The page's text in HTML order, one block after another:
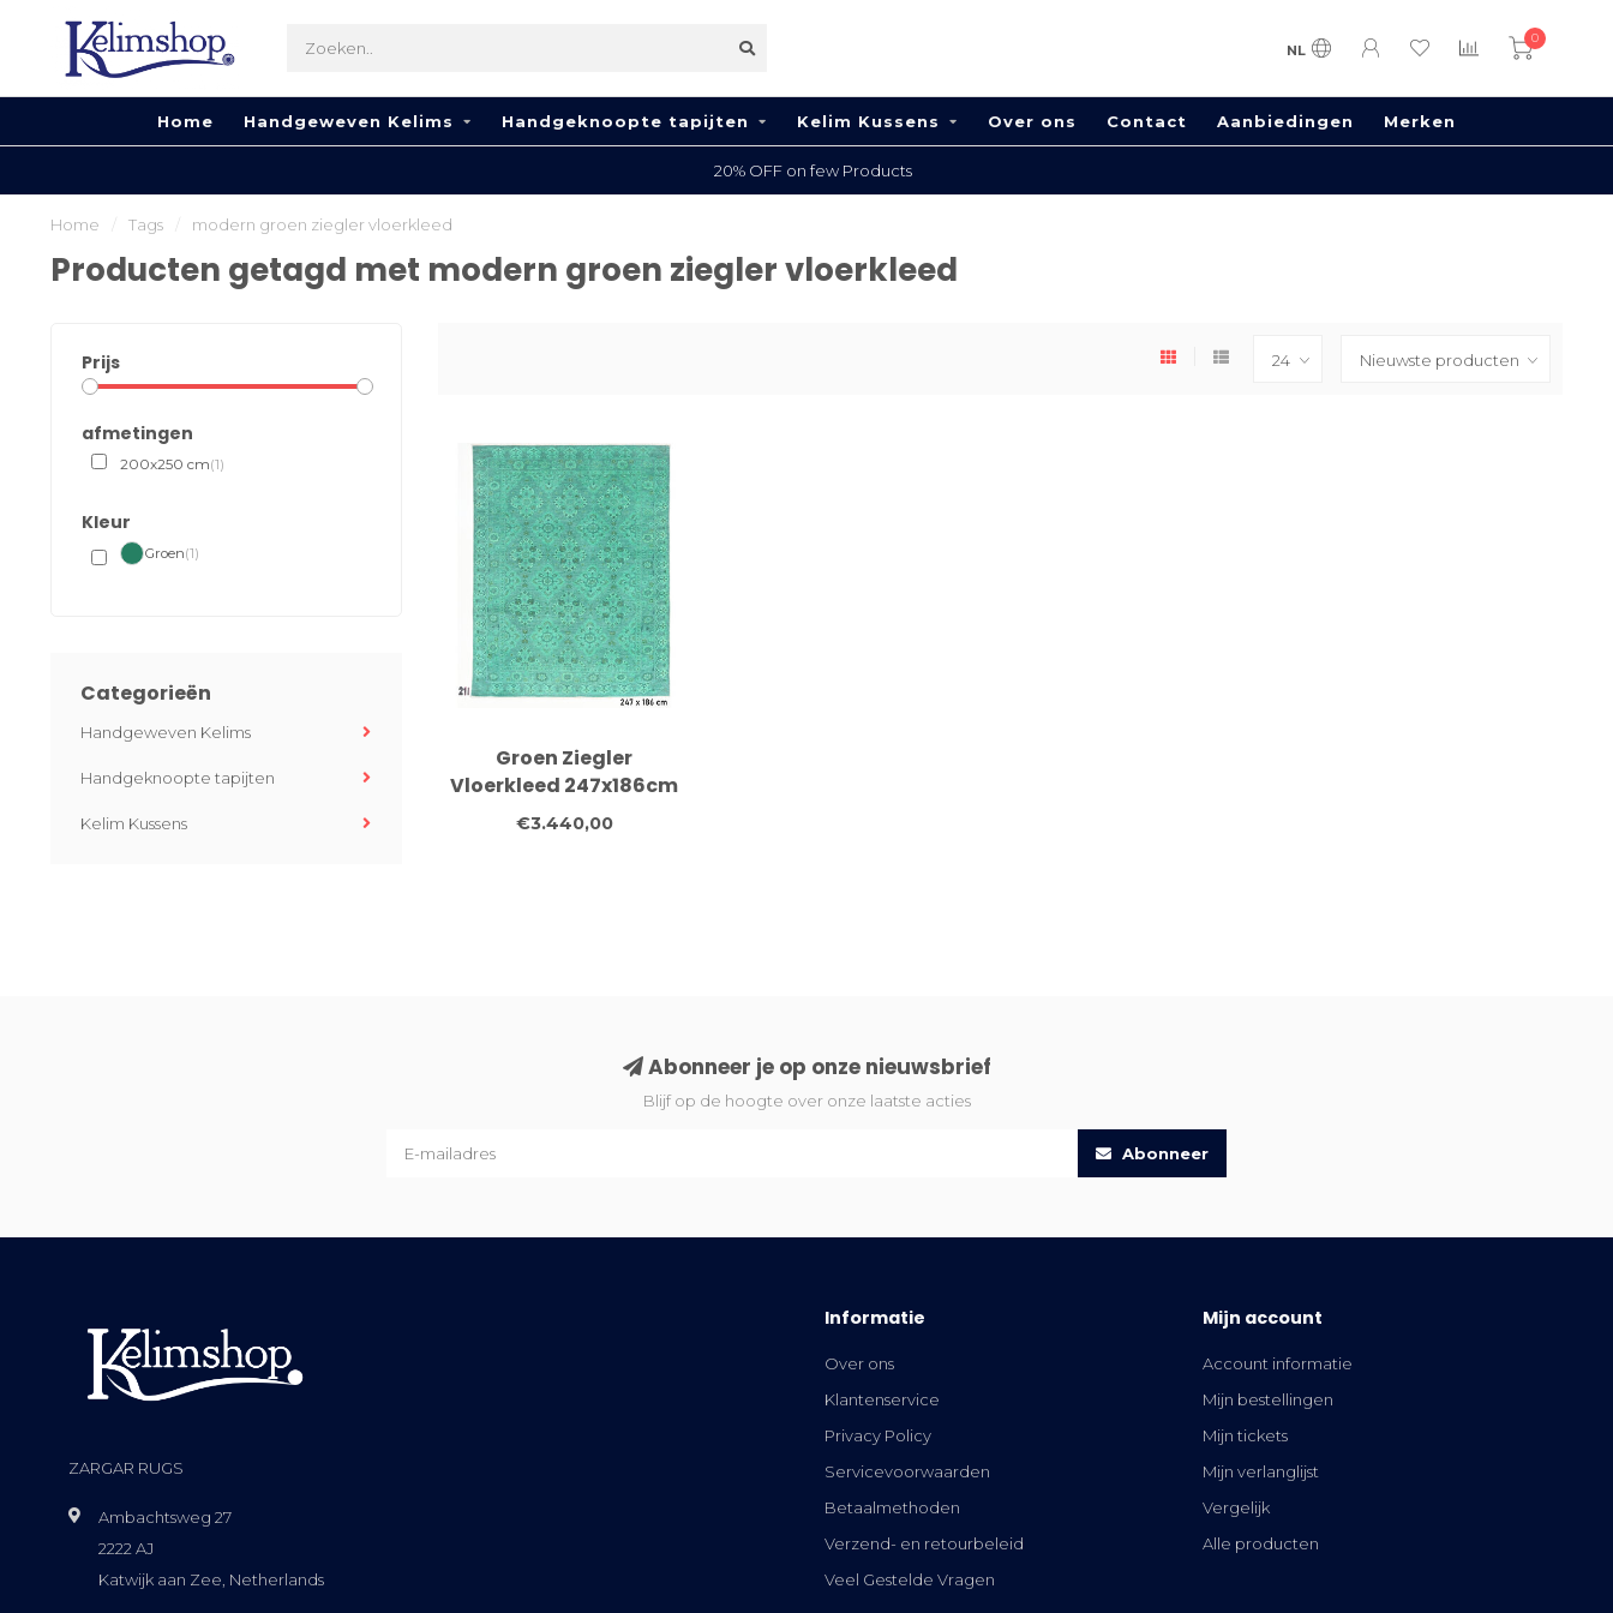
NL
0
Home Handgeweven Kelims Handgeknoopte tapijten Kelim Kussens Over ons Contact Aanbiedingen Merken
20% OFF on few Products
Home Tags modern groen ziegler vloerkleed
Producten getagd met modern groen ziegler vloerkleed
Prijs
afmetingen
200x250 cm(1)
Kleur
Groen(1)
Categorieën
Handgeweven Kelims
Handgeknoopte tapijten
Kelim Kussens
Groen Ziegler
Vloerkleed 247x186cm
- Handgeknoopt Wol
€3.440,00
Abonneer je op onze nieuwsbrief
Blijf op de hoogte over onze laatste acties
Abonneer
ZARGAR RUGS
Ambachtsweg 27
2222 AJ
Katwijk aan Zee, Netherlands
Informatie
Over ons
Klantenservice
Privacy Policy
Servicevoorwaarden
Betaalmethoden
Verzend- en retourbeleid
Veel Gestelde Vragen
Mijn account
Account informatie
Mijn bestellingen
Mijn tickets
Mijn verlanglijst
Vergelijk
Alle producten